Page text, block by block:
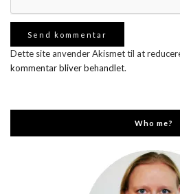
Dette site anvender Akismet til at
kommentar bliver behandlet.
Who me?